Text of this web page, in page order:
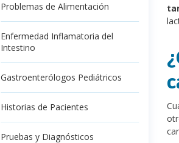
Problemas de Alimentación
Enfermedad Inflamatoria del
Intestino
Gastroenterólogos Pediátricos
Historias de Pacientes
Pruebas y Diagnósticos